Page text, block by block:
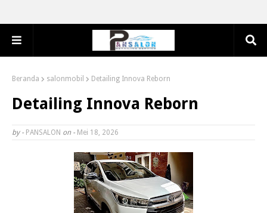
Beranda salonmobil Detailing Innova Reborn
Detailing Innova Reborn
by - PANSALON on - Mei 18, 2026